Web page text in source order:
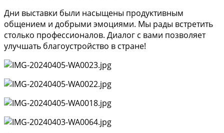
Дни выставки были насыщены продуктивным
общением и добрыми эмоциями. Мы рады встретить
столько профессионалов. Диалог с вами позволяет
улучшать благоустройство в стране!